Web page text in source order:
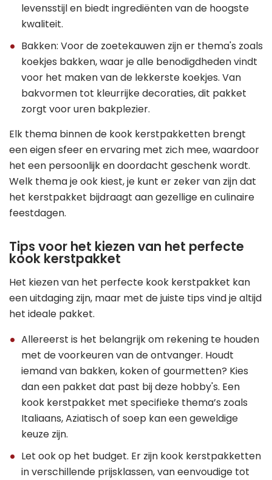
levensstijl en biedt ingrediënten van de hoogste
kwaliteit.
Bakken: Voor de zoetekauwen zijn er thema's zoals
koekjes bakken, waar je alle benodigdheden vindt
voor het maken van de lekkerste koekjes. Van
bakvormen tot kleurrijke decoraties, dit pakket
zorgt voor uren bakplezier.
Elk thema binnen de kook kerstpakketten brengt
een eigen sfeer en ervaring met zich mee, waardoor
het een persoonlijk en doordacht geschenk wordt.
Welk thema je ook kiest, je kunt er zeker van zijn dat
het kerstpakket bijdraagt aan gezellige en culinaire
feestdagen.
Tips voor het kiezen van het perfecte
kook kerstpakket
Het kiezen van het perfecte kook kerstpakket kan
een uitdaging zijn, maar met de juiste tips vind je altijd
het ideale pakket.
Allereerst is het belangrijk om rekening te houden
met de voorkeuren van de ontvanger. Houdt
iemand van bakken, koken of gourmetten? Kies
dan een pakket dat past bij deze hobby's. Een
kook kerstpakket met specifieke thema’s zoals
Italiaans, Aziatisch of soep kan een geweldige
keuze zijn.
Let ook op het budget. Er zijn kook kerstpakketten
in verschillende prijsklassen, van eenvoudige tot